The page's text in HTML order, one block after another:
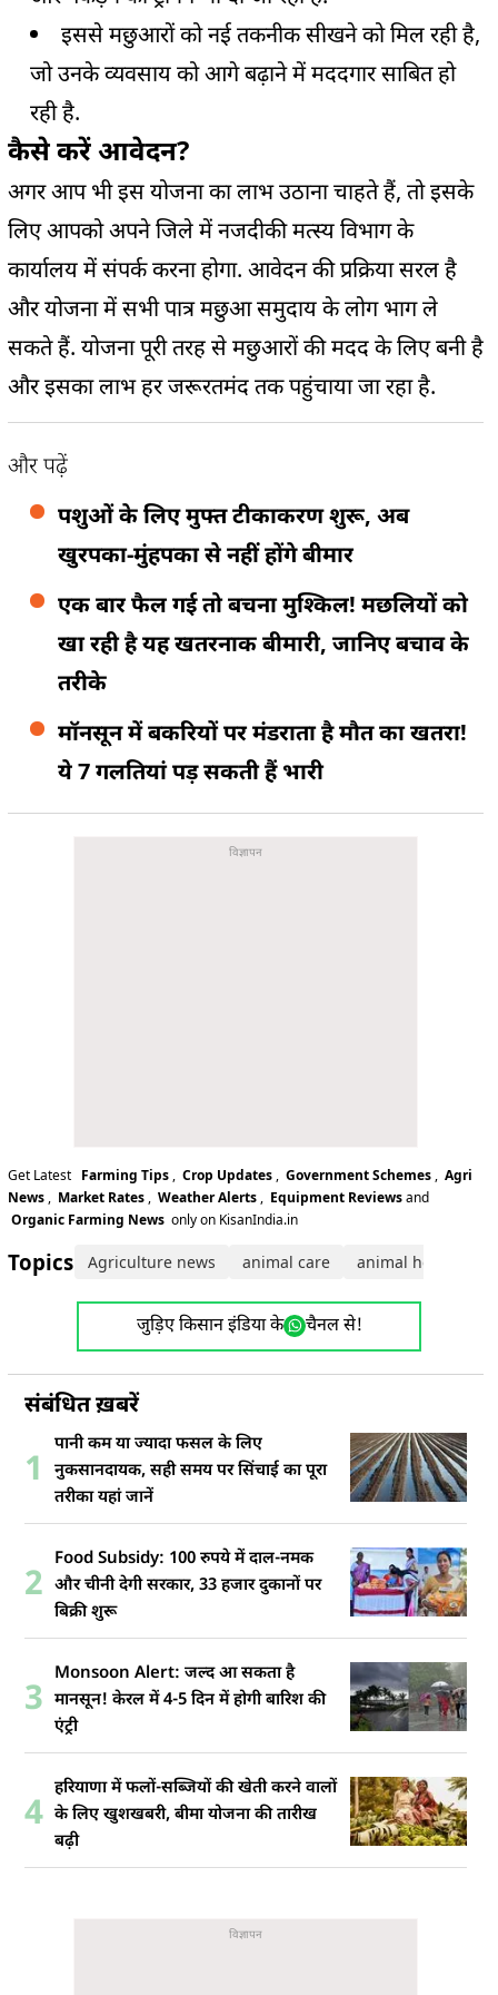
इससे मछुआरों को नई तकनीक सीखने को मिल रही है,
जो उनके व्यवसाय को आगे बढ़ाने में मददगार साबित हो
रही है.
कैसे करें आवेदन?
अगर आप भी इस योजना का लाभ उठाना चाहते हैं, तो इसके
लिए आपको अपने जिले में नजदीकी मत्स्य विभाग के
कार्यालय में संपर्क करना होगा. आवेदन की प्रक्रिया सरल है
और योजना में सभी पात्र मछुआ समुदाय के लोग भाग ले
सकते हैं. योजना पूरी तरह से मछुआरों की मदद के लिए बनी है
और इसका लाभ हर जरूरतमंद तक पहुंचाया जा रहा है.
और पढ़ें
पशुओं के लिए मुफ्त टीकाकरण शुरू, अब
खुरपका-मुंहपका से नहीं होंगे बीमार
एक बार फैल गई तो बचना मुश्किल! मछलियों को
खा रही है यह खतरनाक बीमारी, जानिए बचाव के
तरीके
मॉनसून में बकरियों पर मंडराता है मौत का खतरा!
ये 7 गलतियां पड़ सकती हैं भारी
Get Latest Farming Tips , Crop Updates , Government Schemes , Agri
News , Market Rates , Weather Alerts , Equipment Reviewsand
Organic Farming News only on KisanIndia.in
Topics: Agriculture news animal care animal health
जुड़िए किसान इंडिया के चैनल से!
संबंधित ख़बरें
1
पानी कम या ज्यादा फसल के लिए
नुकसानदायक, सही समय पर सिंचाई का पूरा
तरीका यहां जानें
2
Food Subsidy: 100 रुपये में दाल-नमक
और चीनी देगी सरकार, 33 हजार दुकानों पर
बिक्री शुरू
3
Monsoon Alert: जल्द आ सकता है
मानसून! केरल में 4-5 दिन में होगी बारिश की
एंट्री
4
हरियाणा में फलों-सब्जियों की खेती करने वालों
के लिए खुशखबरी, बीमा योजना की तारीख
बढ़ी